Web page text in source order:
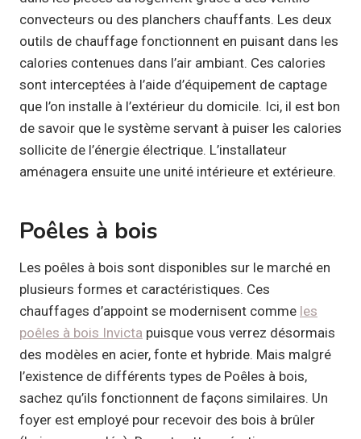
convecteurs ou des planchers chauffants. Les deux
outils de chauffage fonctionnent en puisant dans les
calories contenues dans l’air ambiant. Ces calories
sont interceptées à l’aide d’équipement de captage
que l’on installe à l’extérieur du domicile. Ici, il est bon
de savoir que le système servant à puiser les calories
sollicite de l’énergie électrique. L’installateur
aménagera ensuite une unité intérieure et extérieure.
Poêles à bois
Les poêles à bois sont disponibles sur le marché en
plusieurs formes et caractéristiques. Ces
chauffages d’appoint se modernisent comme les
poêles à bois Invicta puisque vous verrez désormais
des modèles en acier, fonte et hybride. Mais malgré
l’existence de différents types de Poêles à bois,
sachez qu’ils fonctionnent de façons similaires. Un
foyer est employé pour recevoir des bois à brûler